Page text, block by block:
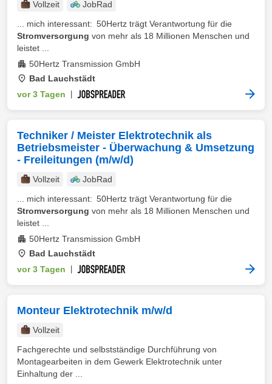
Vollzeit
JobRad
... mich interessant: 50Hertz trägt Verantwortung für die
Stromversorgung von mehr als 18 Millionen Menschen und
leistet ...
50Hertz Transmission GmbH
Bad Lauchstädt
vor 3 Tagen
Techniker / Meister Elektrotechnik als
Betriebsmeister - Überwachung & Umsetzung
- Freileitungen (m/w/d)
Vollzeit
JobRad
... mich interessant: 50Hertz trägt Verantwortung für die
Stromversorgung von mehr als 18 Millionen Menschen und
leistet ...
50Hertz Transmission GmbH
Bad Lauchstädt
vor 3 Tagen
Monteur Elektrotechnik m/w/d
Vollzeit
Fachgerechte und selbstständige Durchführung von
Montagearbeiten in dem Gewerk Elektrotechnik unter
Einhaltung der ...